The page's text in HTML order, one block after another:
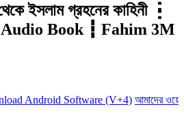
ইসলাম গ্রহনের কাহিনী ┇
Book ┇ Fahim 3M
Android Software (V+4) আমাদের